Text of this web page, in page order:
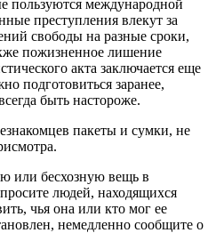
пользуются международной
преступления влекут за
свободы на разные сроки,
пожизненное лишение
акта заключается еще
подготовиться заранее,
быть настороже.
пакеты и сумки, не
или бесхозную вещь в
людей, находящихся
чья она или кто мог ее
немедленно сообщите о